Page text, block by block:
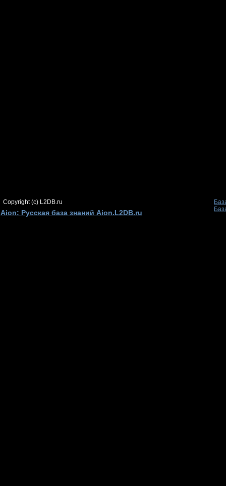
Copyright (c) L2DB.ru
Aion: Русская база знаний Aion.L2DB.ru